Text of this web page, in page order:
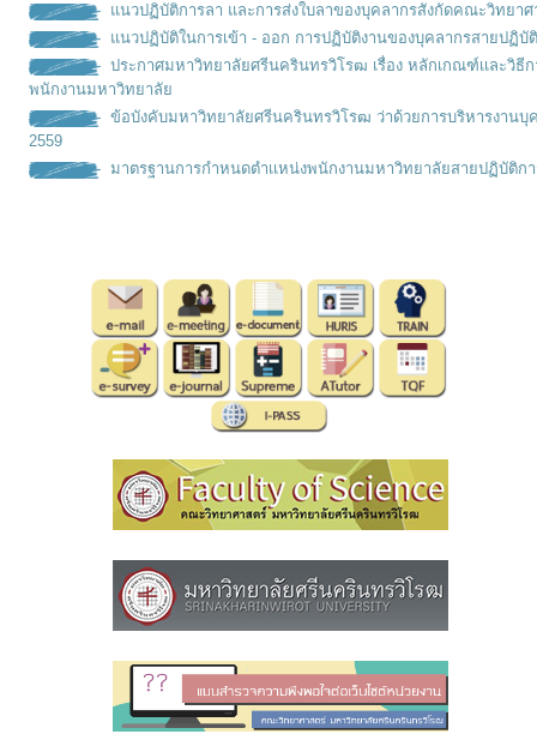
แนวปฏิบัติการลา และการส่งใบลาของบุคลากรสังกัดคณะวิทยาศ
แนวปฏิบัติในการเข้า - ออก การปฏิบัติงานของบุคลากรสายปฏิบั
ประกาศมหาวิทยาลัยศรีนครินทรวิโรฒ เรื่อง หลักเกณฑ์เเละวิธี
พนักงานมหาวิทยาลัย
ข้อบังคับมหาวิทยาลัยศรีนครินทรวิโรฒ ว่าด้วยการบริหารงาน
2559
มาตรฐานการกำหนดตำเเหน่งพนักงานมหาวิทยาลัยสายปฏิบัติก